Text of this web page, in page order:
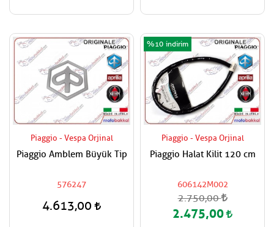
Piaggio - Vespa Orjinal
Piaggio Amblem Büyük Tip
576247
4.613,00
Piaggio - Vespa Orjinal
Piaggio Halat Kilit 120 cm
606142M002
%10
2.750,00
2.475,00